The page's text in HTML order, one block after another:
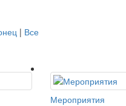
| Все
Мероприятия